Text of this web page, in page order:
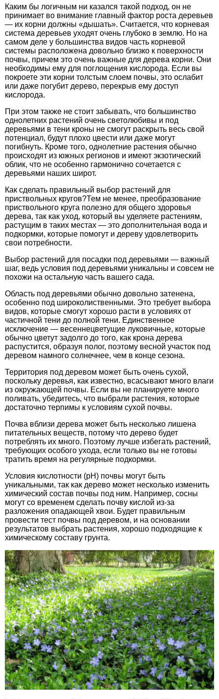
Каким бы логичным ни казался такой подход, он не
принимает во внимание главный фактор роста деревьев
— их корни должны «дышать». Считается, что корневая
система деревьев уходят очень глубоко в землю. Но на
самом деле у большинства видов часть корневой
системы расположена довольно близко к поверхности
почвы, причем это очень важные для дерева корни. Они
необходимы ему для поглощения кислорода. Если вы
покроете эти корни толстым слоем почвы, это ослабит
или даже погубит дерево, перекрыв ему доступ
кислорода.
При этом также не стоит забывать, что большинство
однолетних растений очень светолюбивы и под
деревьями в тени кроны не смогут раскрыть весь свой
потенциал, будут плохо цвести или даже могут
погибнуть. Кроме того, однолетние растения обычно
происходят из южных регионов и имеют экзотический
облик, что не особенно гармонично сочетается с
деревьями наших широт.
Как сделать правильный выбор растений для
приствольных кругов?Тем не менее, преобразование
приствольного круга полезно для общего здоровья
дерева, так как уход, который вы уделяете растениям,
растущим в таких местах — это дополнительная вода и
подкормки, которые помогут и дереву удовлетворить
свои потребности.
Выбор растений для посадки под деревьями — важный
шаг, ведь условия под деревьями уникальны и совсем не
похожи на остальную часть вашего сада.
Область под деревьями обычно довольно затенена,
особенно под широколиственными. Это требует выбора
видов, которые смогут хорошо расти в условиях от
частичной тени до полной тени. Единственное
исключение — весеннецветущие луковичные, которые
обычно цветут задолго до того, как крона дерева
распустится, образуя полог, поэтому весной участок под
деревом намного солнечнее, чем в конце сезона.
Территория под деревом может быть очень сухой,
поскольку деревья, как известно, всасывают много влаги
из окружающей почвы. Если вы не планируете много
поливать, убедитесь, что выбрали растения, которые
достаточно терпимы к условиям сухой почвы.
Почва вблизи дерева может быть несколько лишена
питательных веществ, потому что дерево будет
потреблять их много. Поэтому лучше избегать растений,
требующих особого ухода, если только вы не готовы
тратить время на регулярные подкормки.
Условия кислотности (pH) почвы могут быть
уникальными, так как дерево может несколько изменить
химический состав почвы под ним. Например, сосны
могут со временем сделать почву кислой из-за
разложения опадающей хвои. Будет правильным
провести тест почвы под деревом, и на основании
результатов выбрать растения, хорошо подходящие к
химическому составу грунта.